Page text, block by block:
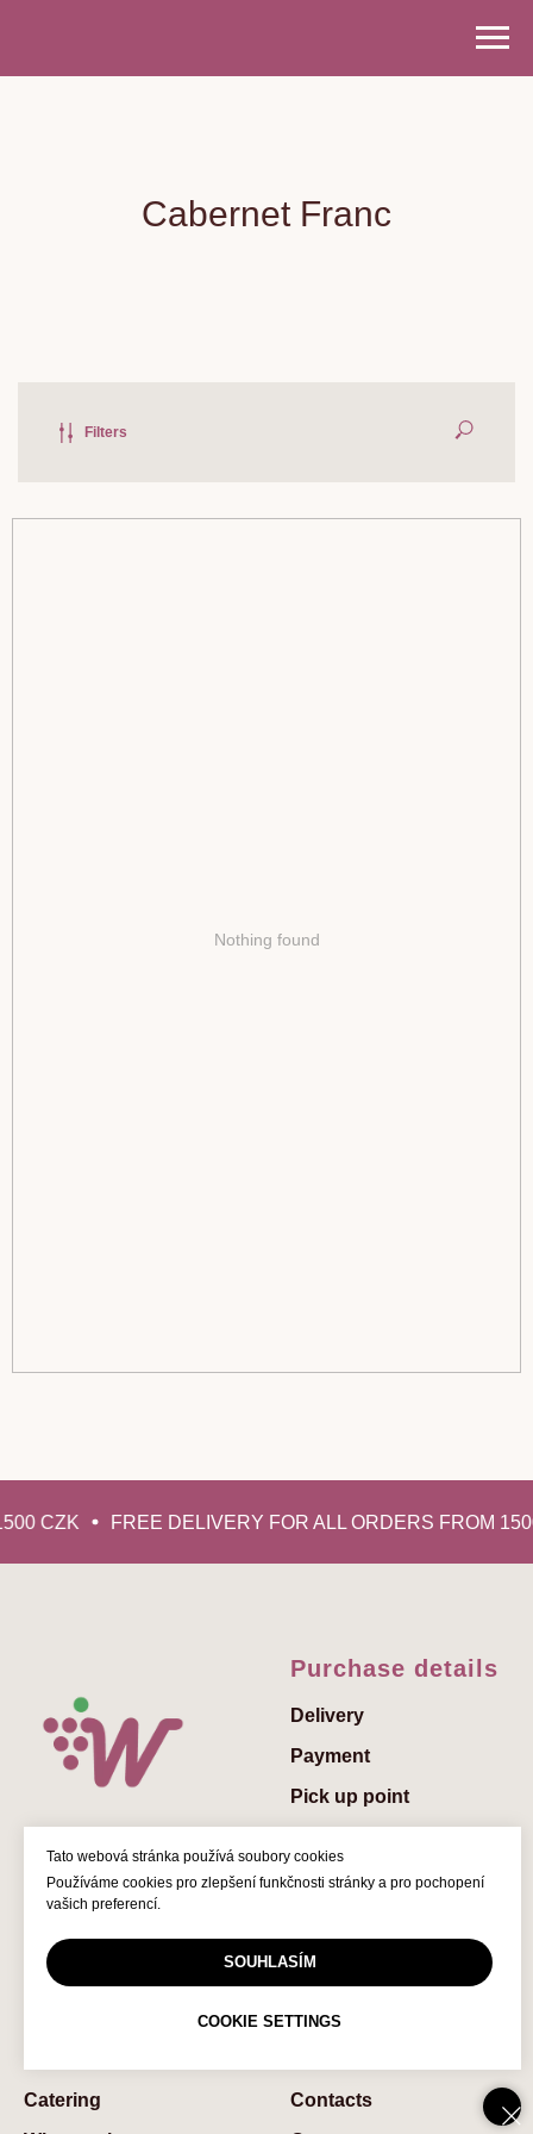
Tato webová stránka používá soubory cookies
Používáme cookies pro zlepšení funkčnosti stránky a pro pochopení
vašich preferencí.
SOUHLASÍM
COOKIE SETTINGS
Cabernet Franc
Filters
Nothing found
CZK FREE DELIVERY FOR ALL ORDERS FROM
© 2022 Winedelivery.cz
Purchase details
Delivery
Payment
Pick up point
Add a greeting to the
FAQs
Catering
Contaсts